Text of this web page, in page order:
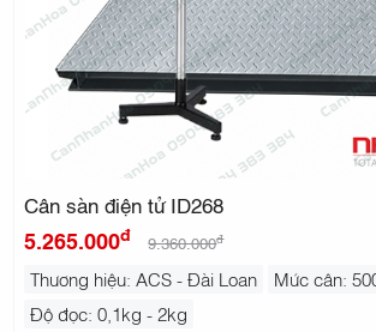
Cân sàn điện tử ID268
5.265.000đ 9.360.000đ
Thương hiệu: ACS - Đài Loan
Mức cân:
Độ đọc: 0,1kg - 2kg